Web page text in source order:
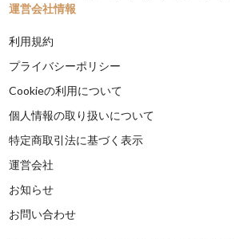
運営会社情報
利用規約
プライバシーポリシー
Cookieの利用について
個人情報の取り扱いについて
特定商取引法に基づく表示
運営会社
お知らせ
お問い合わせ